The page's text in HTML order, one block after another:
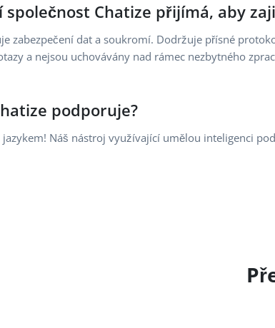
společnost Chatize přijímá, aby
zabezpečení dat a soukromí. Dodržuje přísné
a nejsou uchovávány nad rámec nezbytného
podporuje?
Náš nástroj využívající umělou inteligenci